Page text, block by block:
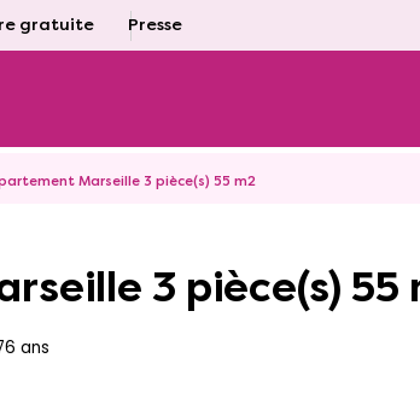
gratuite Presse
Marseille 3 pièce(s) 55 m2
3 pièce(s) 55
ans